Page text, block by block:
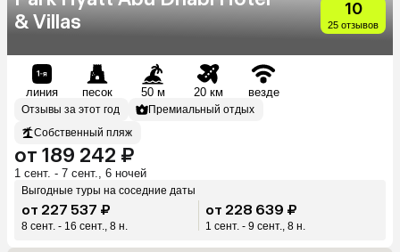
& Villas
10
25 отзывов
линия песок 50 м 20 км везде
Отзывы за этот год
Премиальный отдых
Собственный пляж
от 189 242 ₽
1 сент. - 7 сент., 6 ночей
Выгодные туры на соседние даты
от 227 537 ₽
8 сент. - 16 сент., 8 н.
от 228 639 ₽
1 сент. - 9 сент., 8 н.